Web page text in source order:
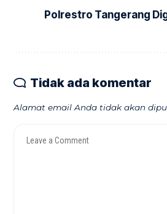
Polrestro Tangerang
Tidak ada komentar
Alamat email Anda tidak akan